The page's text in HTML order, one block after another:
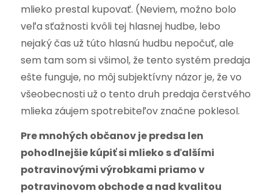
mlieko prestal kupovať. (Neviem, možno bolo
veľa sťažnosti kvôli tej hlasnej hudbe, lebo
nejaký čas už túto hlasnú hudbu nepočuť, ale
sem tam som si všimol, že tento systém predaja
ešte funguje, no môj subjektívny názor je, že vo
všeobecnosti už o tento druh predaja čerstvého
mlieka záujem spotrebiteľov značne poklesol.
Pre mnohých občanov je predsa len
pohodlnejšie kúpiť si mlieko s ďalšími
potravinovými výrobkami priamo v
potravinovom obchode a nad kvalitou